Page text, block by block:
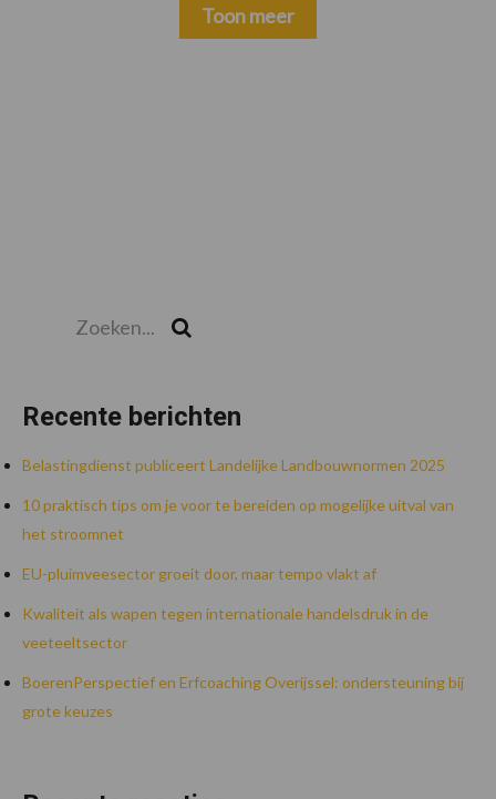
Toon meer
Recente berichten
Belastingdienst publiceert Landelijke Landbouwnormen 2025
10 praktisch tips om je voor te bereiden op mogelijke uitval van
het stroomnet
EU-pluimveesector groeit door, maar tempo vlakt af
Kwaliteit als wapen tegen internationale handelsdruk in de
veeteeltsector
BoerenPerspectief en Erfcoaching Overijssel: ondersteuning bij
grote keuzes